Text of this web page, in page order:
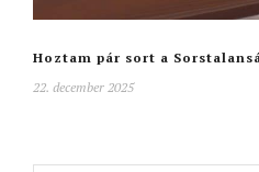
Hoztam pár sort a
22. december 2025